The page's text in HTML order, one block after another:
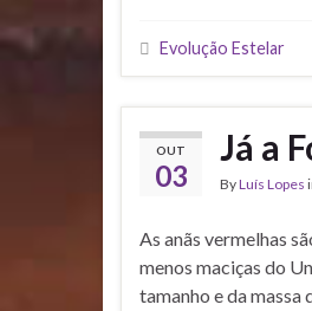
Evolução Estelar
OUT
03
Já a
ByLuís Lopes
As anãs vermelhas
menos maciças do
tamanho e da massa